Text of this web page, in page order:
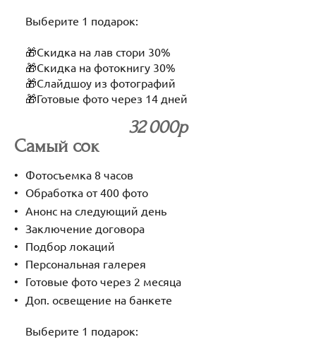
Выберите 1 подарок:
🎁Скидка на лав стори 30%
🎁Скидка на фотокнигу 30%
🎁Слайдшоу из фотографий
🎁Готовые фото через 14 дней
32 000р
Самый сок
Фотосъемка 8 часов
Обработка от 400 фото
Анонс на следующий день
Заключение договора
Подбор локаций
Персональная галерея
Готовые фото через 2 месяца
Доп. освещение на банкете
Выберите 1 подарок: